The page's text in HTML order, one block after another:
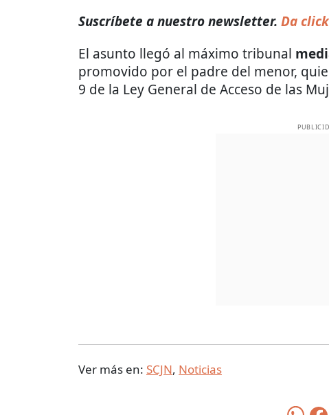
Suscríbete a nuestro newsletter. Da
El asunto llegó al máximo tribunal
promovido por el padre del menor,
9 de la Ley General de Acceso de las
Ver más en: SCJN, Noticias